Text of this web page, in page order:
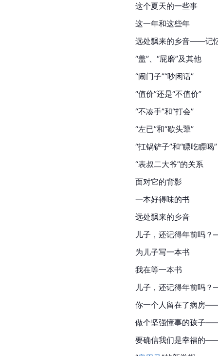
这个夏天的一些事
这一年和这些年
远处飘来的乡音——记
“盖”、“屁磨”及其他
“闹门子”“吵闲话”
“值价”还是“不值价”
“不凑手”和“打会”
“左已”和“歇头犟”
“扛锅铲子”和“瞟吃瞟喝”
“表叔二大爷”的关系
面对它的背影
一本好得味的书
远处飘来的乡音
儿子，还记得年前吗
为儿子写一本书
我在等一本书
儿子，还记得年前吗
你一个人留在了病房
做个坚强懂事的孩子
要确信我们是幸福的